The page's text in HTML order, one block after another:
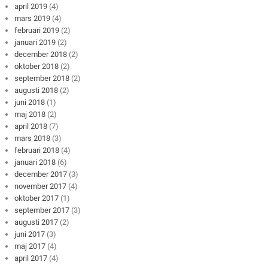
april 2019 (4)
mars 2019 (4)
februari 2019 (2)
januari 2019 (2)
december 2018 (2)
oktober 2018 (2)
september 2018 (2)
augusti 2018 (2)
juni 2018 (1)
maj 2018 (2)
april 2018 (7)
mars 2018 (3)
februari 2018 (4)
januari 2018 (6)
december 2017 (3)
november 2017 (4)
oktober 2017 (1)
september 2017 (3)
augusti 2017 (2)
juni 2017 (3)
maj 2017 (4)
april 2017 (4)